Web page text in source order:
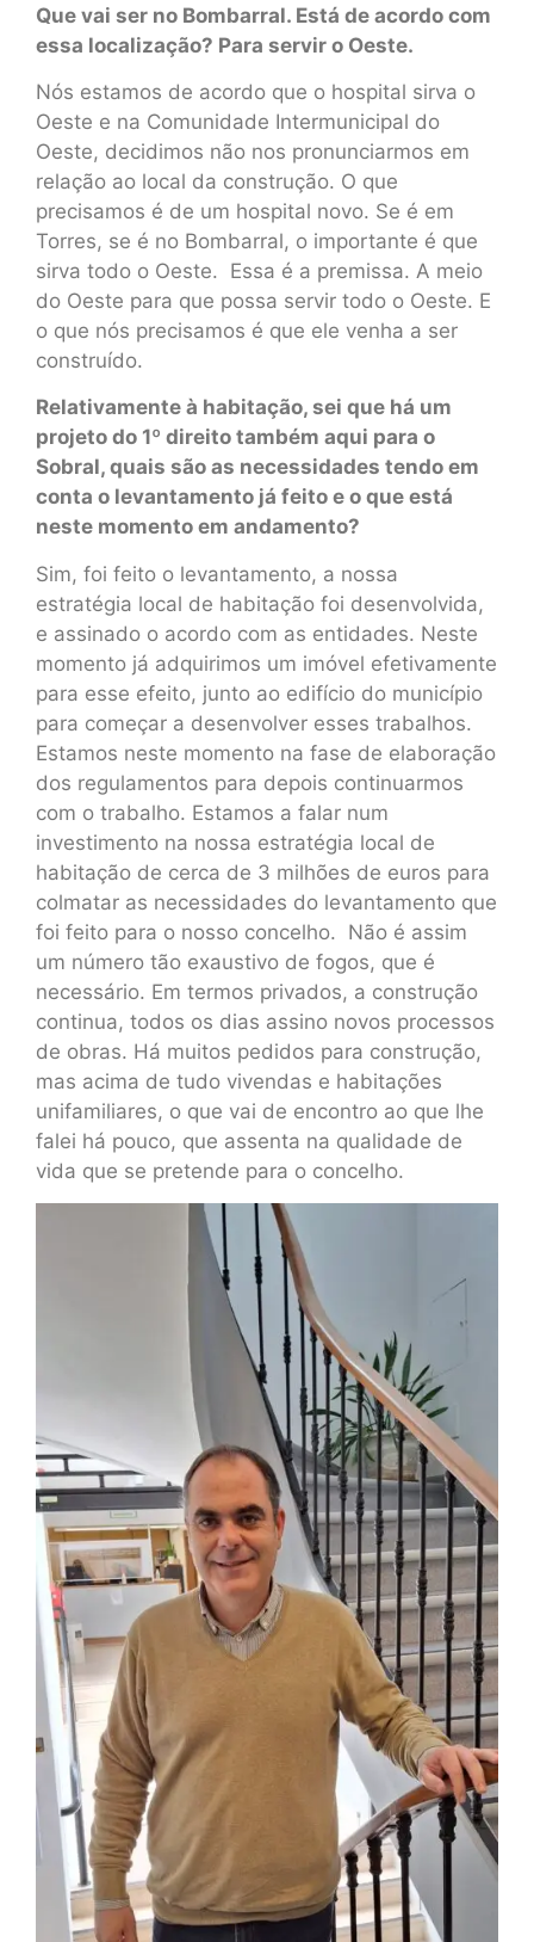
Que vai ser no Bombarral. Está de acordo com
essa localização? Para servir o Oeste.
Nós estamos de acordo que o hospital sirva o
Oeste e na Comunidade Intermunicipal do
Oeste, decidimos não nos pronunciarmos em
relação ao local da construção. O que
precisamos é de um hospital novo. Se é em
Torres, se é no Bombarral, o importante é que
sirva todo o Oeste. Essa é a premissa. A meio
do Oeste para que possa servir todo o Oeste. E
o que nós precisamos é que ele venha a ser
construído.
Relativamente à habitação, sei que há um
projeto do 1º direito também aqui para o
Sobral, quais são as necessidades tendo em
conta o levantamento já feito e o que está
neste momento em andamento?
Sim, foi feito o levantamento, a nossa
estratégia local de habitação foi desenvolvida,
e assinado o acordo com as entidades. Neste
momento já adquirimos um imóvel efetivamente
para esse efeito, junto ao edifício do município
para começar a desenvolver esses trabalhos.
Estamos neste momento na fase de elaboração
dos regulamentos para depois continuarmos
com o trabalho. Estamos a falar num
investimento na nossa estratégia local de
habitação de cerca de 3 milhões de euros para
colmatar as necessidades do levantamento que
foi feito para o nosso concelho. Não é assim
um número tão exaustivo de fogos, que é
necessário. Em termos privados, a construção
continua, todos os dias assino novos processos
de obras. Há muitos pedidos para construção,
mas acima de tudo vivendas e habitações
unifamiliares, o que vai de encontro ao que lhe
falei há pouco, que assenta na qualidade de
vida que se pretende para o concelho.